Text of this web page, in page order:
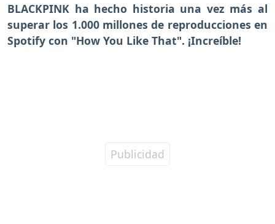
BLACKPINK ha hecho historia una vez más al
superar los 1.000 millones de reproducciones en
Spotify con "How You Like That". ¡Increíble!